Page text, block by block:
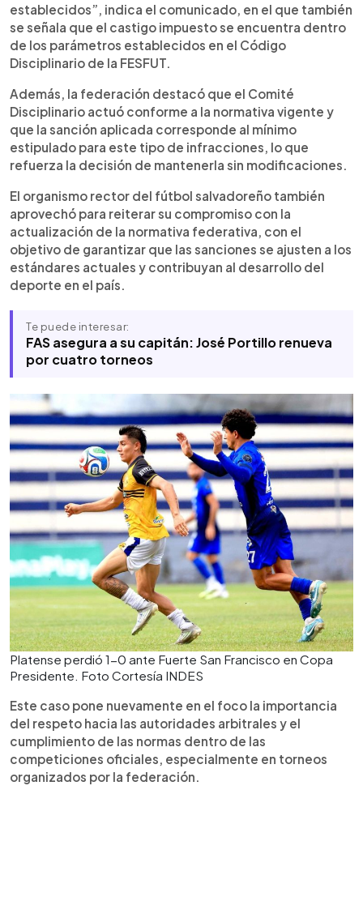
establecidos”, indica el comunicado, en el que también
se señala que el castigo impuesto se encuentra dentro
de los parámetros establecidos en el Código
Disciplinario de la FESFUT.
Además, la federación destacó que el Comité
Disciplinario actuó conforme a la normativa vigente y
que la sanción aplicada corresponde al mínimo
estipulado para este tipo de infracciones, lo que
refuerza la decisión de mantenerla sin modificaciones.
El organismo rector del fútbol salvadoreño también
aprovechó para reiterar su compromiso con la
actualización de la normativa federativa, con el
objetivo de garantizar que las sanciones se ajusten a los
estándares actuales y contribuyan al desarrollo del
deporte en el país.
Te puede interesar:
FAS asegura a su capitán: José Portillo renueva
por cuatro torneos
Platense perdió 1-0 ante Fuerte San Francisco en Copa
Presidente. Foto Cortesía INDES
Este caso pone nuevamente en el foco la importancia
del respeto hacia las autoridades arbitrales y el
cumplimiento de las normas dentro de las
competiciones oficiales, especialmente en torneos
organizados por la federación.